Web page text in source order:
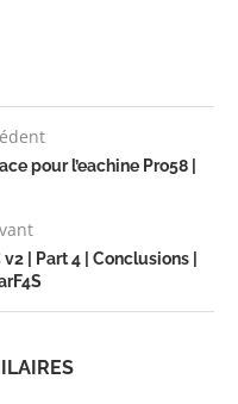
pour l’eachine Pro58 |
| Part 4 | Conclusions |